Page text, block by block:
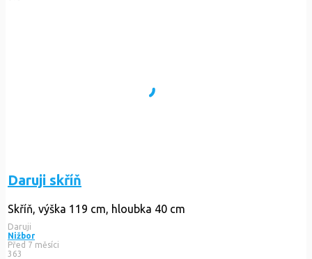
Daruji skříň
Skříň, výška 119 cm, hloubka 40 cm
Daruji
Nižbor
Před 7 měsíci
363